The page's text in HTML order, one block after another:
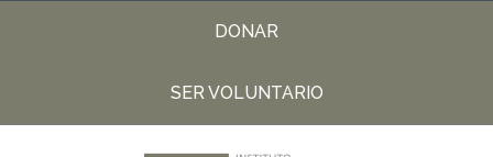
DONAR
SER VOLUNTARIO